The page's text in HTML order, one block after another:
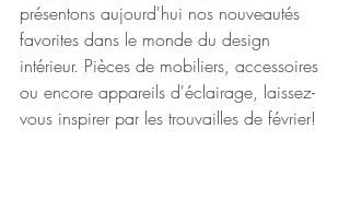
présentons aujourd'hui nos nouveautés
favorites dans le monde du design
intérieur. Pièces de mobiliers, accessoires
ou encore appareils d'éclairage, laissez-
vous inspirer par les trouvailles de février!